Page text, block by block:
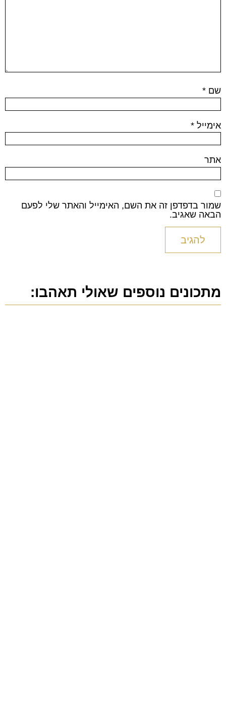
שם *
אימייל *
אתר
שמור בדפדפן זה את השם, האימייל והאתר שלי לפעם
הבאה שאגיב.
מתכונים נוספים שאולי תאהבו: